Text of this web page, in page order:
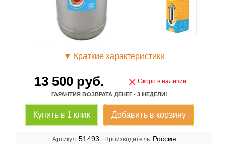
▼ Краткие характеристики
13 500 руб. × Скоро в наличии
ГАРАНТИЯ ВОЗВРАТА ДЕНЕГ - 3 НЕДЕЛИ!
Купить в 1 клик Добавить в корзину
Артикул: 51493 Производитель: Россия